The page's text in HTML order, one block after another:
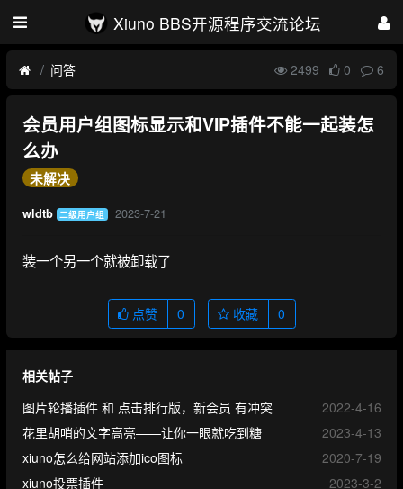
Xiuno BBS开源程序交流论坛
问答 2499 0 6
会员用户组图标显示和VIP插件不能一起装怎
么办
未解决
wldtb 二级用户组 2023-7-21
装一个另一个就被卸载了
点赞 0 收藏 0
相关帖子
图片轮播插件 和 点击排行版，新会员 有冲突
2022-4-16
花里胡哨的文字高亮——让你一眼就吃到糖
2023-4-13
xiuno怎么给网站添加ico图标
2020-7-19
xiuno投票插件
2023-3-2